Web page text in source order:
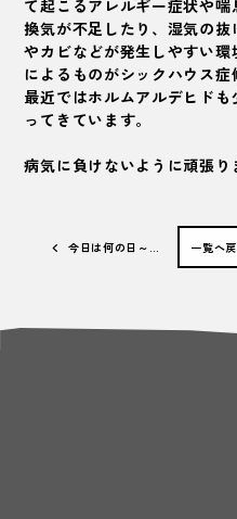
て起こるアレルギー症状や
換気が不足したり、湿気の
やカビなどが発生しやすい
によるものがシックハウス症
最近ではホルムアルデヒド
ってきています。
病気に負けないように頑張り
今日は何の日～… 一覧へ